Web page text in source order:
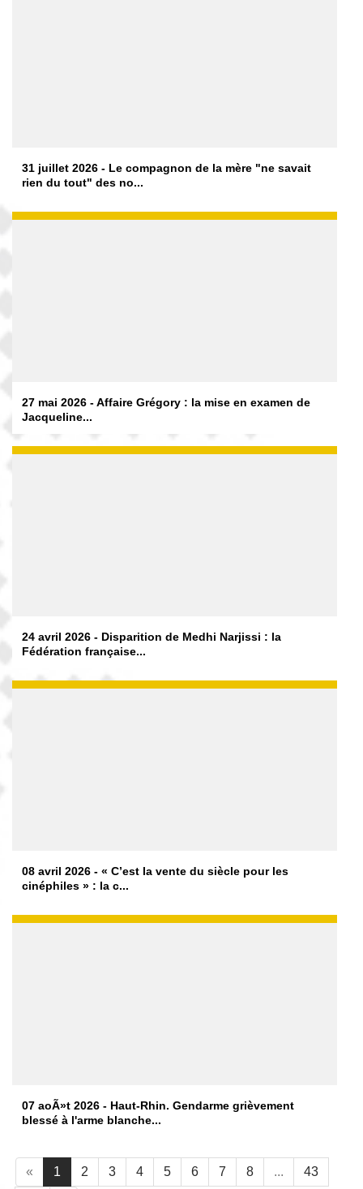
31 juillet 2026 - Le compagnon de la mère "ne savait
rien du tout" des no...
27 mai 2026 - Affaire Grégory : la mise en examen de
Jacqueline...
24 avril 2026 - Disparition de Medhi Narjissi : la
Fédération française...
08 avril 2026 - « C’est la vente du siècle pour les
cinéphiles » : la c...
07 aoÃ»t 2026 - Haut-Rhin. Gendarme grièvement
blessé à l'arme blanche...
« 1 2 3 4 5 6 7 8 ... 43